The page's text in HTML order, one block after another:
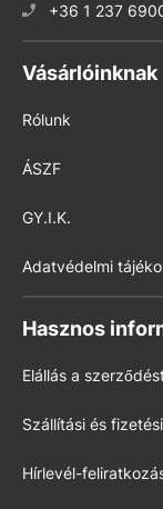
+36 1 237
Vásárlóinknak
Rólunk
ÁSZF
GY.I.K.
Adatvédelmi
Hasznos
Elállás a
Szállítási és
Hírlevél-